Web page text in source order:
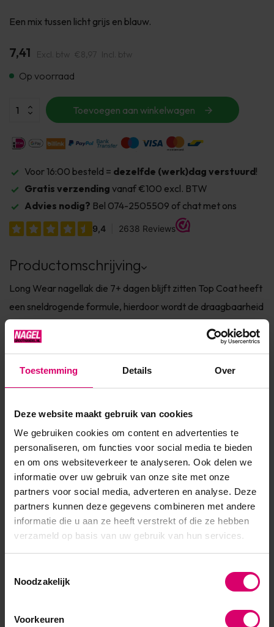
Toestemming Details Over
Deze website maakt gebruik van cookies
We gebruiken cookies om content en advertenties te
personaliseren, om functies voor social media te bieden
en om ons websiteverkeer te analyseren. Ook delen we
informatie over uw gebruik van onze site met onze
partners voor social media, adverteren en analyse. Deze
partners kunnen deze gegevens combineren met andere
informatie die u aan ze heeft verstrekt of die ze hebben
verzameld op basis van uw gebruik van hun services.
Noodzakelijk
Voorkeuren
Een mix tussen licht grijs en blauw.
7,41 Excl. btw €8,97 Incl. btw
Op voorraad
Toevoegen aan winkelwagen
Voor 16:00 besteld = dezelfde (werk)dag verstuurd!
Gratis verzending vanaf €100 excl. BTW
Advies nodig? Bel 074-2505509 of chat met ons
Productomschrijving
Long Wear nagellak die 7+ dagen blijft zitten Top Coat heeft
een sneldrogende formule, hierdoor wordt de draagbaarheid
en vitamine E voor de verzorging van de nagel Dierproefvrij
Product specificaties
EAN 639370925288